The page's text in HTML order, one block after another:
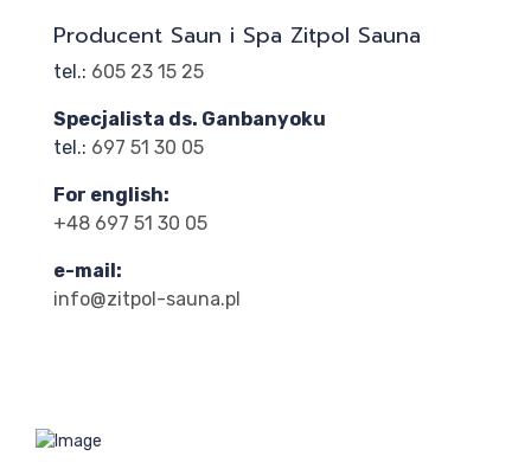
Producent Saun i Spa Zitpol Sauna
tel.: 605 23 15 25
Specjalista ds. Ganbanyoku
tel.: 697 51 30 05
For english:
+48 697 51 30 05
e-mail:
info@zitpol-sauna.pl